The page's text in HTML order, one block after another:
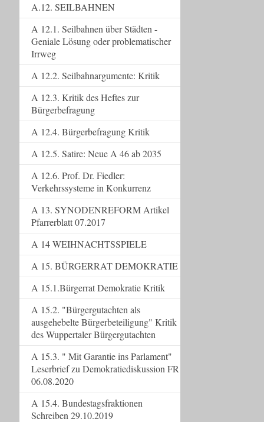
A.12. SEILBAHNEN
A 12.1. Seilbahnen über Städten -
Geniale Lösung oder problematischer
Irrweg
A 12.2. Seilbahnargumente: Kritik
A 12.3. Kritik des Heftes zur
Bürgerbefragung
A 12.4. Bürgerbefragung Kritik
A 12.5. Satire: Neue A 46 ab 2035
A 12.6. Prof. Dr. Fiedler:
Verkehrssysteme in Konkurrenz
A 13. SYNODENREFORM Artikel
Pfarrerblatt 07.2017
A 14 WEIHNACHTSSPIELE
A 15. BÜRGERRAT DEMOKRATIE
A 15.1.Bürgerrat Demokratie Kritik
A 15.2. "Bürgergutachten als
ausgehebelte Bürgerbeteiligung" Kritik
des Wuppertaler Bürgergutachten
A 15.3. " Mit Garantie ins Parlament"
Leserbrief zu Demokratiediskussion FR
06.08.2020
A 15.4. Bundestagsfraktionen
Schreiben 29.10.2019